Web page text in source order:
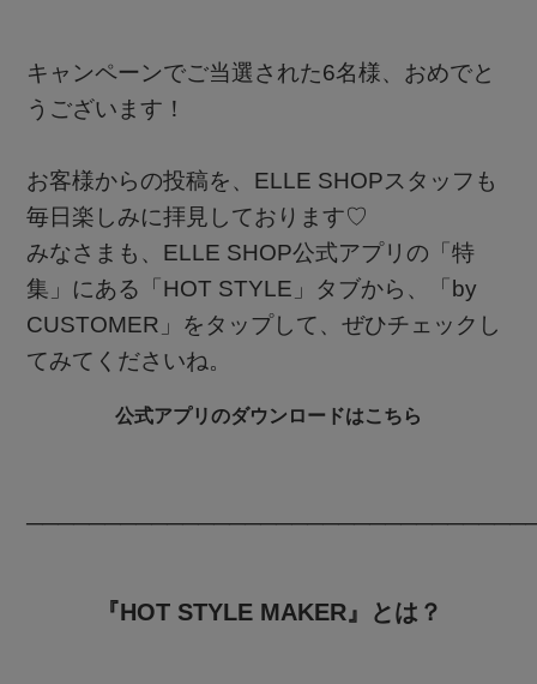
キャンペーンでご当選された6名様、おめでと
うございます！
お客様からの投稿を、ELLE SHOPスタッフも
毎日楽しみに拝見しております♡
みなさまも、ELLE SHOP公式アプリの「特
集」にある「HOT STYLE」タブから、「by
CUSTOMER」をタップして、ぜひチェックし
てみてくださいね。
公式アプリのダウンロードはこちら
『HOT STYLE MAKER』とは？